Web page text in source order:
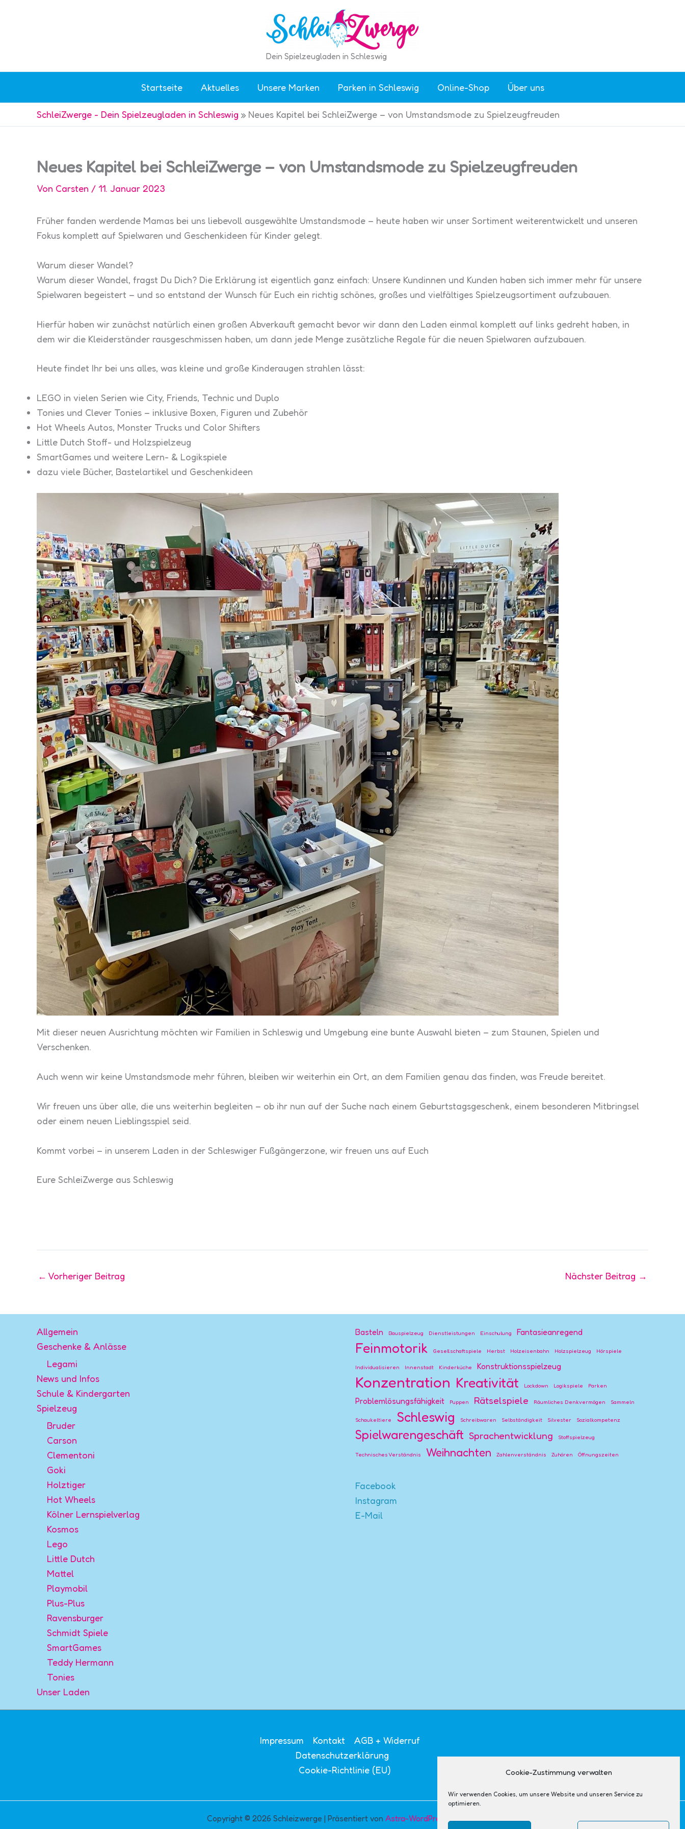
Cookie-Zustimmung verwalten
Wir verwenden Cookies, um unsere Website und unseren Service zu
optimieren.
Dein Spielzeugladen in Schleswig
Startseite Aktuelles Unsere Marken Parken in Schleswig Online-Shop Über uns
SchleiZwerge - Dein Spielzeugladen in Schleswig » Neues Kapitel bei SchleiZwerge – von Umstandsmode zu Spielzeugfreuden
Neues Kapitel bei SchleiZwerge – von Umstandsmode zu Spielzeugfreuden
Von Carsten / 11. Januar 2023
Früher fanden werdende Mamas bei uns liebevoll ausgewählte Umstandsmode – heute haben wir unser Sortiment weiterentwickelt und unseren
Fokus komplett auf Spielwaren und Geschenkideen für Kinder gelegt.
Warum dieser Wandel?
Warum dieser Wandel, fragst Du Dich? Die Erklärung ist eigentlich ganz einfach: Unsere Kundinnen und Kunden haben sich immer mehr für unsere
Spielwaren begeistert – und so entstand der Wunsch für Euch ein richtig schönes, großes und vielfältiges Spielzeugsortiment aufzubauen.
Hierfür haben wir zunächst natürlich einen großen Abverkauft gemacht bevor wir dann den Laden einmal komplett auf links gedreht haben, in
dem wir die Kleiderständer rausgeschmissen haben, um dann jede Menge zusätzliche Regale für die neuen Spielwaren aufzubauen.
Heute findet Ihr bei uns alles, was kleine und große Kinderaugen strahlen lässt:
LEGO in vielen Serien wie City, Friends, Technic und Duplo
Tonies und Clever Tonies – inklusive Boxen, Figuren und Zubehör
Hot Wheels Autos, Monster Trucks und Color Shifters
Little Dutch Stoff- und Holzspielzeug
SmartGames und weitere Lern- & Logikspiele
dazu viele Bücher, Bastelartikel und Geschenkideen
Mit dieser neuen Ausrichtung möchten wir Familien in Schleswig und Umgebung eine bunte Auswahl bieten – zum Staunen, Spielen und
Verschenken.
Auch wenn wir keine Umstandsmode mehr führen, bleiben wir weiterhin ein Ort, an dem Familien genau das finden, was Freude bereitet.
Wir freuen uns über alle, die uns weiterhin begleiten – ob ihr nun auf der Suche nach einem Geburtstagsgeschenk, einem besonderen Mitbringsel
oder einem neuen Lieblingsspiel seid.
Kommt vorbei – in unserem Laden in der Schleswiger Fußgängerzone, wir freuen uns auf Euch
Eure SchleiZwerge aus Schleswig
← Vorheriger Beitrag Nächster Beitrag →
Allgemein
Geschenke & Anlässe
Legami
News und Infos
Schule & Kindergarten
Spielzeug
Bruder
Carson
Clementoni
Goki
Holztiger
Hot Wheels
Kölner Lernspielverlag
Kosmos
Lego
Little Dutch
Mattel
Playmobil
Plus-Plus
Ravensburger
Schmidt Spiele
SmartGames
Teddy Hermann
Tonies
Unser Laden
Basteln Bauspielzeug Dienstleistungen Einschulung Fantasieanregend
Feinmotorik Gesellschaftspiele Herbst Holzeisenbahn Holzspielzeug Hörspiele
Individualisieren Innenstadt Kinderküche Konstruktionsspielzeug
Konzentration Kreativität Lockdown Logikspiele Parken
Problemlösungsfähigkeit Puppen Rätselspiele Räumliches Denkvermögen Sammeln
Schaukeltiere Schleswig Schreibwaren Selbständigkeit Silvester Sozialkompetenz
Spielwarengeschäft Sprachentwicklung Stoffspielzeug
Technisches Verständnis Weihnachten Zahlenverständnis Zuhören Öffnungszeiten
Facebook
Instagram
E-Mail
Impressum Kontakt
AGB + Widerruf
Datenschutzerklärung
Cookie-Richtlinie (EU)
Copyright © 2026 Schleizwerge | Präsentiert von Astra-WordPress-Theme